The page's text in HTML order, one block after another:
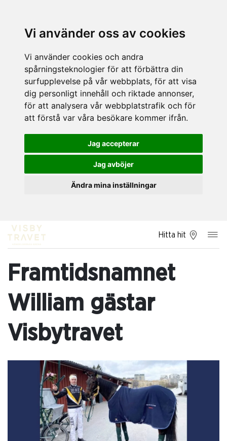
Vi använder oss av cookies
Vi använder cookies och andra
spårningsteknologier för att förbättra din
surfupplevelse på vår webbplats, för att visa
dig personligt innehåll och riktade annonser,
för att analysera vår webbplatstrafik och för
att förstå var våra besökare kommer ifrån.
Jag accepterar
Jag avböjer
Ändra mina inställningar
Hitta hit
Framtidsnamnet
William gästar
Visbytravet